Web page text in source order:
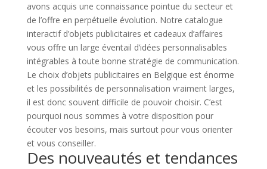
avons acquis une connaissance pointue du secteur et
de l’offre en perpétuelle évolution. Notre catalogue
interactif d’objets publicitaires et cadeaux d’affaires
vous offre un large éventail d’idées personnalisables
intégrables à toute bonne stratégie de communication.
Le choix d’objets publicitaires en Belgique est énorme
et les possibilités de personnalisation vraiment larges,
il est donc souvent difficile de pouvoir choisir. C’est
pourquoi nous sommes à votre disposition pour
écouter vos besoins, mais surtout pour vous orienter
et vous conseiller.
Des nouveautés et tendances